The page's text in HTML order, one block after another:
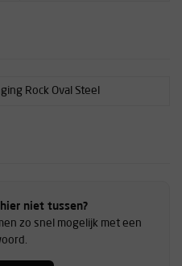
Rock Oval Steel
niet tussen?
zo snel mogelijk met een